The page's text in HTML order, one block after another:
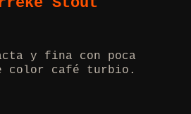
y fina con poca
color café turbio.